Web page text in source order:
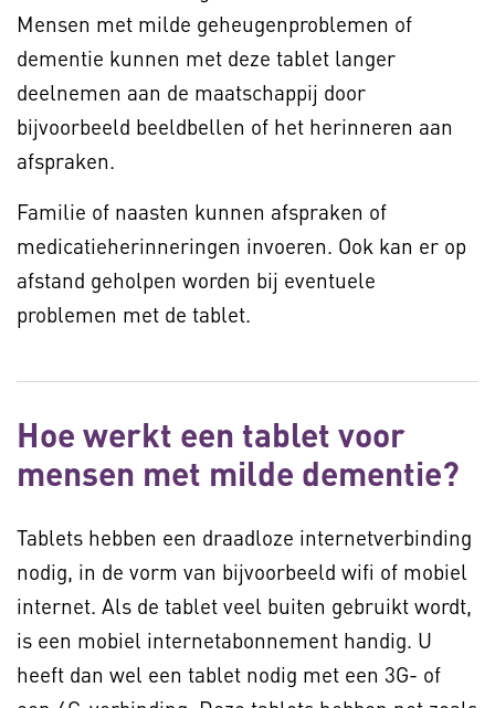
Mensen met milde geheugenproblemen of
dementie kunnen met deze tablet langer
deelnemen aan de maatschappij door
bijvoorbeeld beeldbellen of het herinneren aan
afspraken.
Familie of naasten kunnen afspraken of
medicatieherinneringen invoeren. Ook kan er op
afstand geholpen worden bij eventuele
problemen met de tablet.
Hoe werkt een tablet voor
mensen met milde dementie?
Tablets hebben een draadloze internetverbinding
nodig, in de vorm van bijvoorbeeld wifi of mobiel
internet. Als de tablet veel buiten gebruikt wordt,
is een mobiel internetabonnement handig. U
heeft dan wel een tablet nodig met een 3G- of